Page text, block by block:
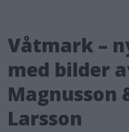
Våtmark –
med bilder
Magnusson
Larsson